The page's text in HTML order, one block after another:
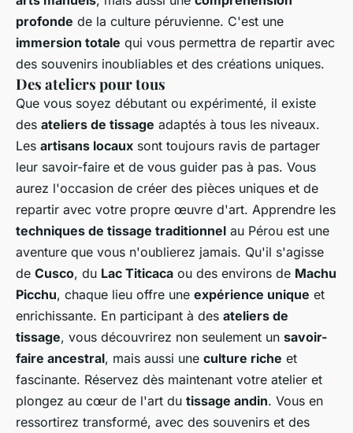
profonde de la culture péruvienne. C'est une
immersion totale qui vous permettra de repartir avec
des souvenirs inoubliables et des créations uniques.
Des ateliers pour tous
Que vous soyez débutant ou expérimenté, il existe
des ateliers de tissage adaptés à tous les niveaux.
Les artisans locaux sont toujours ravis de partager
leur savoir-faire et de vous guider pas à pas. Vous
aurez l'occasion de créer des pièces uniques et de
repartir avec votre propre œuvre d'art. Apprendre les
techniques de tissage traditionnel au Pérou est une
aventure que vous n'oublierez jamais. Qu'il s'agisse
de Cusco, du Lac Titicaca ou des environs de Machu
Picchu, chaque lieu offre une expérience unique et
enrichissante. En participant à des ateliers de
tissage, vous découvrirez non seulement un savoir-
faire ancestral, mais aussi une culture riche et
fascinante. Réservez dès maintenant votre atelier et
plongez au cœur de l'art du tissage andin. Vous en
ressortirez transformé, avec des souvenirs et des